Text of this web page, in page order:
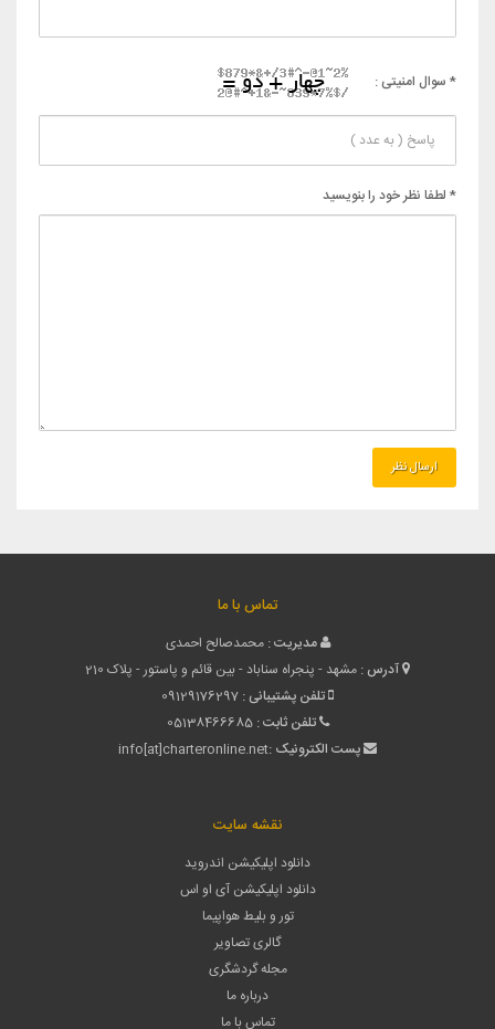
* سوال امنیتی :
* لطفا نظر خود را بنویسید
تماس با ما
مدیریت : محمدصالح احمدی
آدرس : مشهد - پنجراه سناباد - بین قائم و پاستور - پلاک 210
تلفن پشتیبانی : 09129176297
تلفن ثابت : 05138466685
پست الکترونیک :info[at]charteronline.net
نقشه سایت
دانلود اپلیکیشن اندروید
دانلود اپلیکیشن آی او اس
تور و بلیط هواپیما
گالری تصاویر
مجله گردشگری
درباره ما
تماس با ما